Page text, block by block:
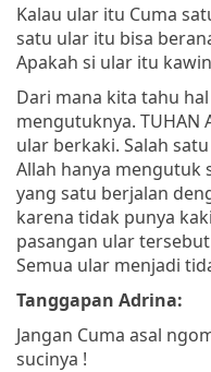
Kalau ular itu Cuma
satu ular itu bisa
Apakah si ular itu
Dari mana kita tahu
mengutuknya. TUHAN
ular berkaki. Salah
Allah hanya mengutuk
yang satu berjalan
karena tidak punya
pasangan ular
Semua ular menjadi
Tanggapan Adrina:
Jangan Cuma asal
sucinya !